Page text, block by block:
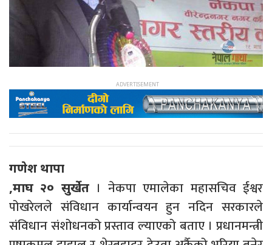
गणेश थापा
,माघ २० सुर्खेत। नेकपा एमालेका महासचिव ईश्वर
पोखरेलले संविधान कार्यान्वयन हुन नदिन सरकारले
संविधान संशोधनको प्रस्ताव ल्याएको बताए । प्रधानमन्त्री